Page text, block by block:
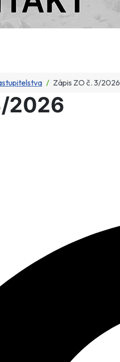
Zápis ZO č. 3/2026
2026